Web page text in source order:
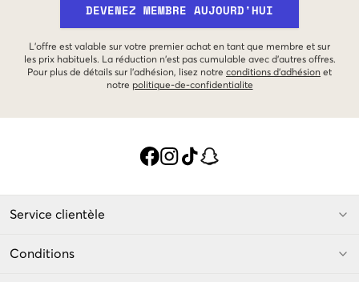
DEVENEZ MEMBRE AUJOURD'HUI
L'offre est valable sur votre premier achat en tant que membre et sur
les prix habituels. La réduction n'est pas cumulable avec d'autres offres.
Pour plus de détails sur l'adhésion, lisez notre conditions d'adhésion et
notre politique-de-confidentialite
Service clientèle
Conditions